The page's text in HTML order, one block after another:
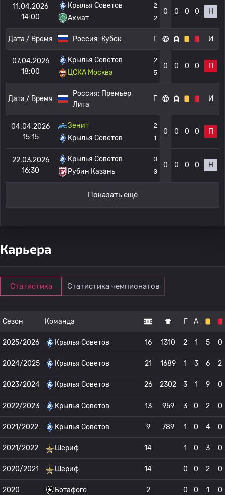
11.04.2026
14:00
Крылья Советов
Ахмат
2
2
0 0 0 0 Н
Дата / Время Россия: Кубок Г И
07.04.2026
18:00
Крылья Советов
ЦСКА Москва
2
5
0 0 0 0 П
Дата / Время
Россия: Премьер
Лига
Г И
04.04.2026
15:15
Зенит
Крылья Советов
2
1
0 0 0 0 П
22.03.2026
16:30
Крылья Советов
Рубин Казань
0
0
0 0 0 0 Н
Показать ещё
Карьера
Статистика Статистика чемпионатов
Сезон Команда Г А
2025/2026 Крылья Советов 16 1310 2 1 5 0
2024/2025 Крылья Советов 21 1689 1 3 6 2
2023/2024 Крылья Советов 26 2302 3 1 9 0
2022/2023 Крылья Советов 13 959 3 0 2 0
2021/2022 Крылья Советов 9 789 1 0 4 0
2021/2022 Шериф 14 1 0 3 0
2020/2021 Шериф 14 0 0 2 0
2020 Ботафого 2 0 0 1 0